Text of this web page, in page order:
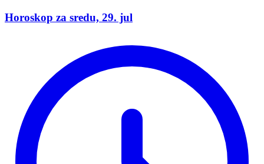
Horoskop za sredu, 29. jul